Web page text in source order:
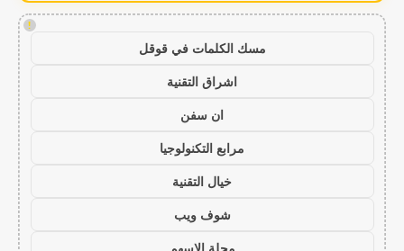
!
مسك الكلمات في قوقل
اشراق التقنية
ان سفن
مرابع التكنولوجيا
خيال التقنية
شوف ويب
مجلة الاسهم